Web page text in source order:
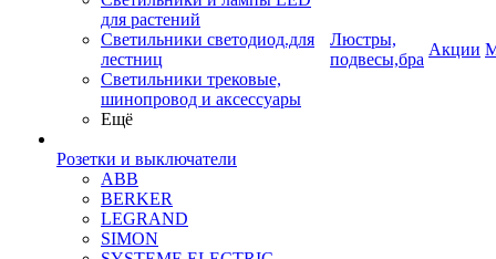
для растений
Светильники светодиод.для
лестниц
Светильники трековые,
шинопровод и аксессуары
Ещё
Розетки и выключатели
ABB
BERKER
LEGRAND
SIMON
Люстры,
подвесы,бра
Акции